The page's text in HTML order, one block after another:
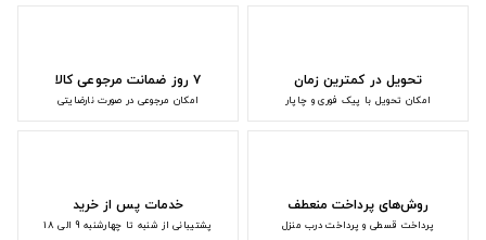
تحویل در کمترین زمان
امکان تحویل با پیک فوری و چاپار
۷ روز ضمانت مرجوعی کالا
امکان مرجوعی در صورت نارضایتی
روش‌های پرداخت منعطف
پرداخت قسطی و پرداخت درب منزل
خدمات پس از خرید
پشتیبانی از شنبه تا چهارشنبه 9 الی 18